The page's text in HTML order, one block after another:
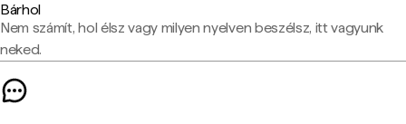
Bárhol
Nem számít, hol élsz vagy milyen nyelven beszélsz, itt vagyunk
neked.